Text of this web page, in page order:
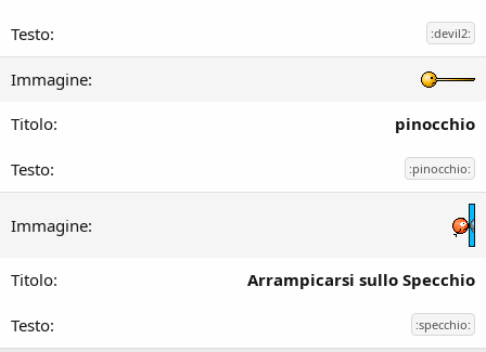
:devil2:
pinocchio
:pinocchio:
Arrampicarsi sullo Specchio
:specchio: